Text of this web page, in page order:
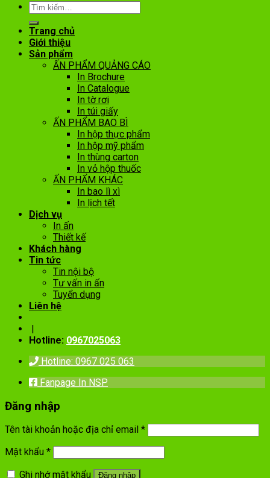
Trang chủ
Giới thiệu
Sản phẩm
ẤN PHẨM QUẢNG CÁO
In Brochure
In Catalogue
In tờ rơi
In túi giấy
ẤN PHẨM BAO BÌ
In hộp thực phẩm
In hộp mỹ phẩm
In thùng carton
In vỏ hộp thuốc
ẤN PHẨM KHÁC
In bao lì xì
In lịch tết
Dịch vụ
In ấn
Thiết kế
Khách hàng
Tin tức
Tin nội bộ
Tư vấn in ấn
Tuyển dụng
Liên hệ
|
Hotline: 0967025063
Hotline: 0967 025 063
Fanpage In NSP
Đăng nhập
Tên tài khoản hoặc địa chỉ email *
Mật khẩu *
Ghi nhớ mật khẩu
Đăng nhập